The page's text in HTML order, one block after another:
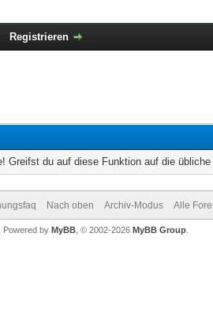
Registrieren
Greifst du auf diese Funktion auf die
Nach oben Archiv-Modus Alle
, Powered by MyBB , © 2002-2026 MyBB Group